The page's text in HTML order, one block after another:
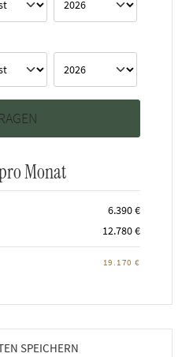
Monat
6.390 €
12.780 €
19.170 €
SPEICHERN